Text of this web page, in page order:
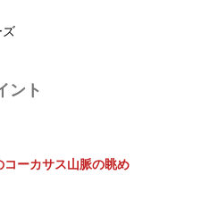
ズ
ント
コーカサス山脈の眺め